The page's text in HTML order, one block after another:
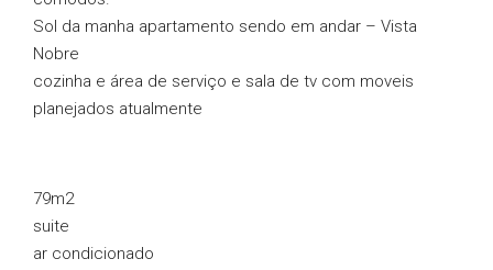
Sol da manha apartamento sendo em andar – Vista
Nobre
cozinha e área de serviço e sala de tv com moveis
planejados atualmente
79m2
suite
ar condicionado